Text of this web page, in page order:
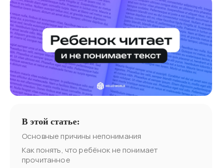
В этой статье:
Основные причины непонимания
Как понять, что ребёнок не понимает
прочитанное